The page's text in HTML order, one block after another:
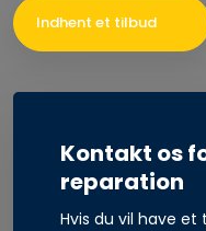
Indhent et tilbud
Kontakt os
reparation
Hvis du vil have et